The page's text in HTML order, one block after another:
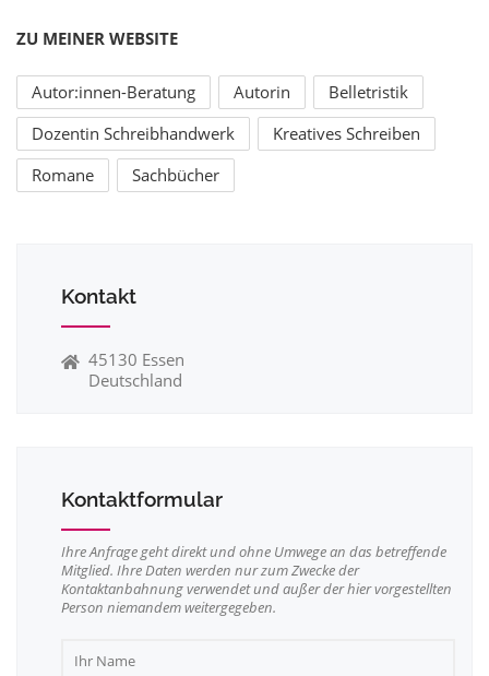
ZU MEINER WEBSITE
Autor:innen-Beratung Autorin
Belletristik
Dozentin Schreibhandwerk
Kreatives Schreiben
Romane
Sachbücher
Kontakt
45130 Essen
Deutschland
Kontaktformular
Ihre Anfrage geht direkt und ohne Umwege an das betreffende
Mitglied. Ihre Daten werden nur zum Zwecke der
Kontaktanbahnung verwendet und außer der hier vorgestellten
Person niemandem weitergegeben.